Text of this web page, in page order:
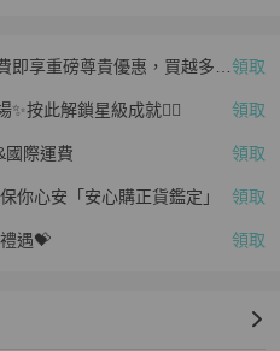
即享重磅尊貴優惠，買越多、 領取
✨按此解鎖星級成就👆🏻 領取
國際運費 領取
你心安「安心購正貨鑑定」 領取
遇💝 領取